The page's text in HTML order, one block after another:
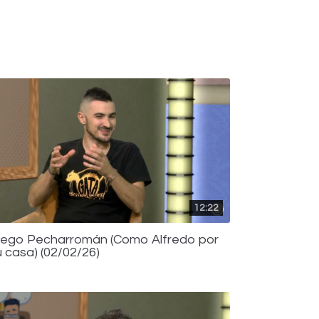
12:22
Pecharromán (Como Alfredo por
casa) (02/02/26)